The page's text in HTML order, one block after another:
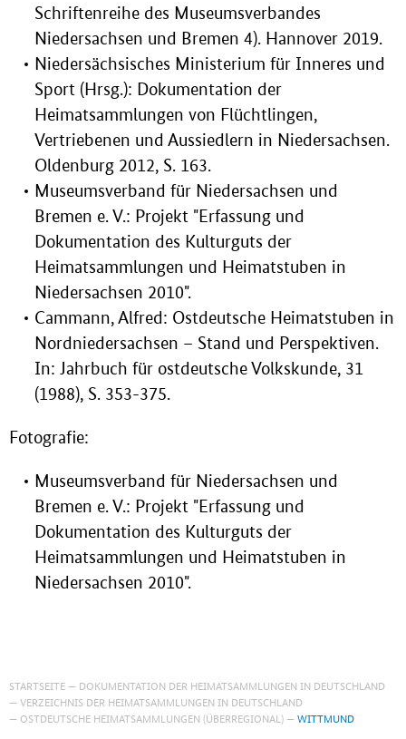
Schriftenreihe des Museumsverbandes
Niedersachsen und Bremen 4). Hannover 2019.
Niedersächsisches Ministerium für Inneres und
Sport (Hrsg.): Dokumentation der
Heimatsammlungen von Flüchtlingen,
Vertriebenen und Aussiedlern in Niedersachsen.
Oldenburg 2012, S. 163.
Museumsverband für Niedersachsen und
Bremen e. V.: Projekt "Erfassung und
Dokumentation des Kulturguts der
Heimatsammlungen und Heimatstuben in
Niedersachsen 2010".
Cammann, Alfred: Ostdeutsche Heimatstuben in
Nordniedersachsen – Stand und Perspektiven.
In: Jahrbuch für ostdeutsche Volkskunde, 31
(1988), S. 353-375.
Fotografie:
Museumsverband für Niedersachsen und
Bremen e. V.: Projekt "Erfassung und
Dokumentation des Kulturguts der
Heimatsammlungen und Heimatstuben in
Niedersachsen 2010".
STARTSEITE
DOKUMENTATION DER HEIMATSAMMLUNGEN IN DEUTSCHLAND
VERZEICHNIS DER HEIMATSAMMLUNGEN IN DEUTSCHLAND
OSTDEUTSCHE HEIMATSAMMLUNGEN (ÜBERREGIONAL)
WITTMUND